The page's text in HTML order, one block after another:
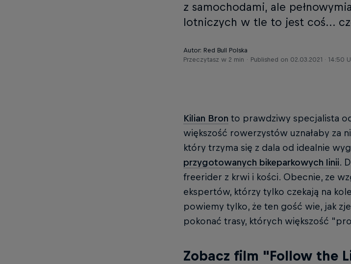
z samochodami, ale
lotniczych w tle to jest coś...
Autor: Red Bull Polska
Przeczytasz w 2 min
Published on 02.03.2021 · 14:50
Kilian Bron to prawdziwy specjalista
większość rowerzystów uznałaby za
który trzyma się z dala od idealnie
przygotowanych bikeparkowych linii.
freerider z krwi i kości. Obecnie, ze
ekspertów, którzy tylko czekają na
powiemy tylko, że ten gość wie, jak
pokonać trasy, których większość
Zobacz film "Follow the